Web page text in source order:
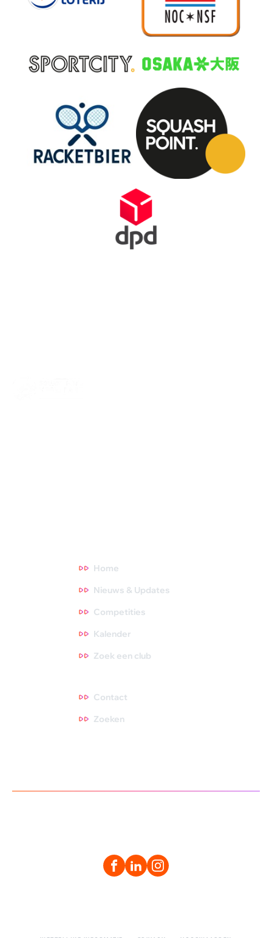
Home
Nieuws & Updates
Competities
Kalender
Zoek een club
Contact
Zoeken